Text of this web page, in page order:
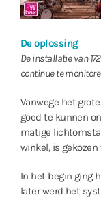
De oplossing
De installatie van
continue te
Vanwege het
goed te kunnen
matige
winkel, is gekozen
In het begin ging
later werd het